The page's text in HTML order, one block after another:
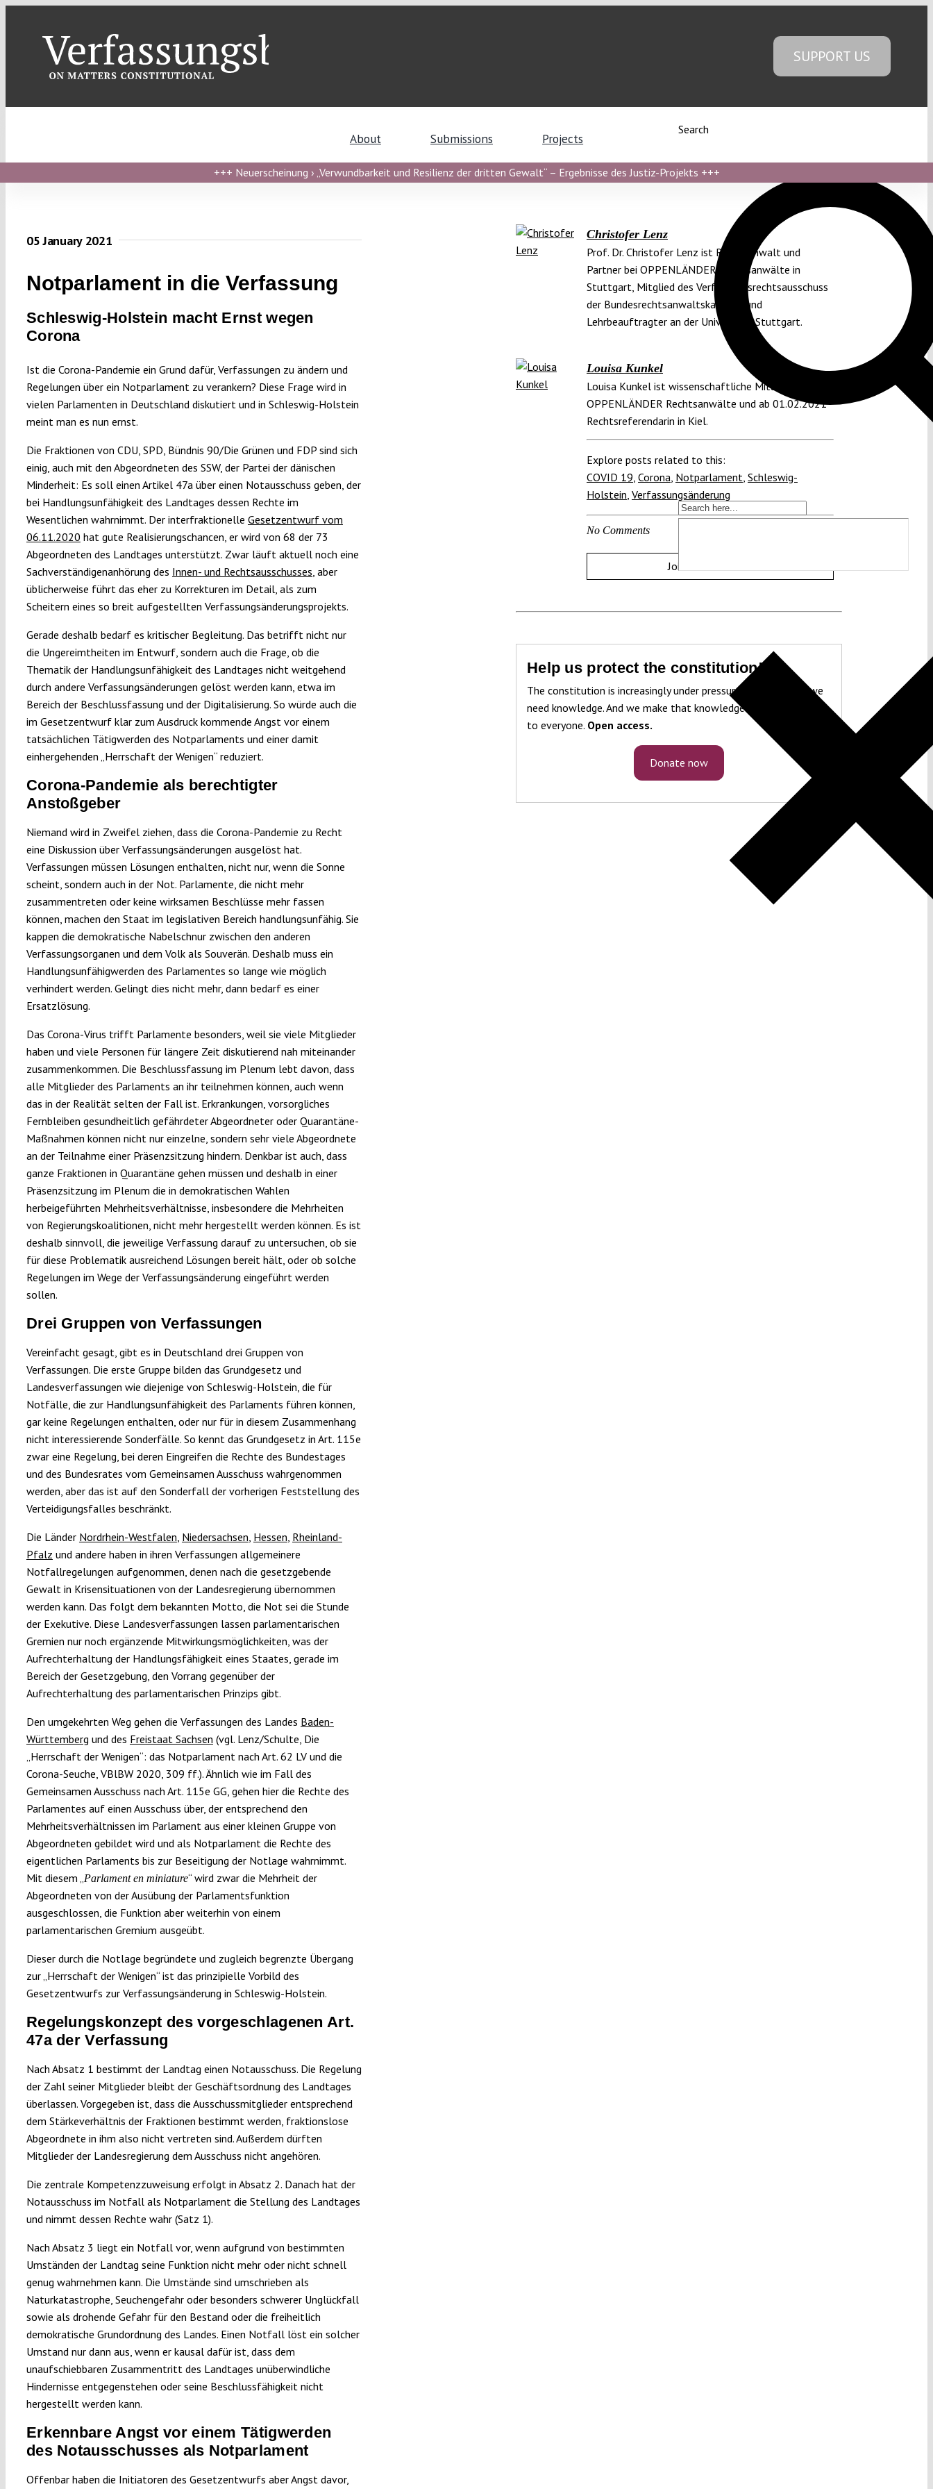
SUPPORT US
About Submissions Projects
Search
+++ Neuerscheinung › „Verwundbarkeit und Resilienz der dritten Gewalt“ – Ergebnisse des Justiz-Projekts +++
05 January 2021
Notparlament in die Verfassung
Schleswig-Holstein macht Ernst wegen
Corona
Ist die Corona-Pandemie ein Grund dafür, Verfassungen zu ändern und
Regelungen über ein Notparlament zu verankern? Diese Frage wird in
vielen Parlamenten in Deutschland diskutiert und in Schleswig-Holstein
meint man es nun ernst.
Die Fraktionen von CDU, SPD, Bündnis 90/Die Grünen und FDP sind sich
einig, auch mit den Abgeordneten des SSW, der Partei der dänischen
Minderheit: Es soll einen Artikel 47a über einen Notausschuss geben, der
bei Handlungsunfähigkeit des Landtages dessen Rechte im
Wesentlichen wahrnimmt. Der interfraktionelle Gesetzentwurf vom
06.11.2020 hat gute Realisierungschancen, er wird von 68 der 73
Abgeordneten des Landtages unterstützt. Zwar läuft aktuell noch eine
Sachverständigenanhörung des Innen- und Rechtsausschusses , aber
üblicherweise führt das eher zu Korrekturen im Detail, als zum
Scheitern eines so breit aufgestellten Verfassungsänderungsprojekts.
Gerade deshalb bedarf es kritischer Begleitung. Das betrifft nicht nur
die Ungereimtheiten im Entwurf, sondern auch die Frage, ob die
Thematik der Handlungsunfähigkeit des Landtages nicht weitgehend
durch andere Verfassungsänderungen gelöst werden kann, etwa im
Bereich der Beschlussfassung und der Digitalisierung. So würde auch die
im Gesetzentwurf klar zum Ausdruck kommende Angst vor einem
tatsächlichen Tätigwerden des Notparlaments und einer damit
einhergehenden „Herrschaft der Wenigen“ reduziert.
Corona-Pandemie als berechtigter
Anstoßgeber
Niemand wird in Zweifel ziehen, dass die Corona-Pandemie zu Recht
eine Diskussion über Verfassungsänderungen ausgelöst hat.
Verfassungen müssen Lösungen enthalten, nicht nur, wenn die Sonne
scheint, sondern auch in der Not. Parlamente, die nicht mehr
zusammentreten oder keine wirksamen Beschlüsse mehr fassen
können, machen den Staat im legislativen Bereich handlungsunfähig. Sie
kappen die demokratische Nabelschnur zwischen den anderen
Verfassungsorganen und dem Volk als Souverän. Deshalb muss ein
Handlungsunfähigwerden des Parlamentes so lange wie möglich
verhindert werden. Gelingt dies nicht mehr, dann bedarf es einer
Ersatzlösung.
Das Corona-Virus trifft Parlamente besonders, weil sie viele Mitglieder
haben und viele Personen für längere Zeit diskutierend nah miteinander
zusammenkommen. Die Beschlussfassung im Plenum lebt davon, dass
alle Mitglieder des Parlaments an ihr teilnehmen können, auch wenn
das in der Realität selten der Fall ist. Erkrankungen, vorsorgliches
Fernbleiben gesundheitlich gefährdeter Abgeordneter oder Quarantäne-
Maßnahmen können nicht nur einzelne, sondern sehr viele Abgeordnete
an der Teilnahme einer Präsenzsitzung hindern. Denkbar ist auch, dass
ganze Fraktionen in Quarantäne gehen müssen und deshalb in einer
Präsenzsitzung im Plenum die in demokratischen Wahlen
herbeigeführten Mehrheitsverhältnisse, insbesondere die Mehrheiten
von Regierungskoalitionen, nicht mehr hergestellt werden können. Es ist
deshalb sinnvoll, die jeweilige Verfassung darauf zu untersuchen, ob sie
für diese Problematik ausreichend Lösungen bereit hält, oder ob solche
Regelungen im Wege der Verfassungsänderung eingeführt werden
sollen.
Drei Gruppen von Verfassungen
Vereinfacht gesagt, gibt es in Deutschland drei Gruppen von
Verfassungen. Die erste Gruppe bilden das Grundgesetz und
Landesverfassungen wie diejenige von Schleswig-Holstein, die für
Notfälle, die zur Handlungsunfähigkeit des Parlaments führen können,
gar keine Regelungen enthalten, oder nur für in diesem Zusammenhang
nicht interessierende Sonderfälle. So kennt das Grundgesetz in Art. 115e
zwar eine Regelung, bei deren Eingreifen die Rechte des Bundestages
und des Bundesrates vom Gemeinsamen Ausschuss wahrgenommen
werden, aber das ist auf den Sonderfall der vorherigen Feststellung des
Verteidigungsfalles beschränkt.
Die Länder Nordrhein-Westfalen Niedersachsen Hessen Rheinland-
Pfalz und andere haben in ihren Verfassungen allgemeinere
Notfallregelungen aufgenommen, denen nach die gesetzgebende
Gewalt in Krisensituationen von der Landesregierung übernommen
werden kann. Das folgt dem bekannten Motto, die Not sei die Stunde
der Exekutive. Diese Landesverfassungen lassen parlamentarischen
Gremien nur noch ergänzende Mitwirkungsmöglichkeiten, was der
Aufrechterhaltung der Handlungsfähigkeit eines Staates, gerade im
Bereich der Gesetzgebung, den Vorrang gegenüber der
Aufrechterhaltung des parlamentarischen Prinzips gibt.
Den umgekehrten Weg gehen die Verfassungen des Landes Baden-
Württemberg und des Freistaat Sachsen (vgl. Lenz/Schulte, Die
„Herrschaft der Wenigen“: das Notparlament nach Art. 62 LV und die
Corona-Seuche, VBlBW 2020, 309 ff.). Ähnlich wie im Fall des
Gemeinsamen Ausschuss nach Art. 115e GG, gehen hier die Rechte des
Parlamentes auf einen Ausschuss über, der entsprechend den
Mehrheitsverhältnissen im Parlament aus einer kleinen Gruppe von
Abgeordneten gebildet wird und als Notparlament die Rechte des
eigentlichen Parlaments bis zur Beseitigung der Notlage wahrnimmt.
Mit diesem „
Parlament en miniature“ wird zwar die Mehrheit der
Abgeordneten von der Ausübung der Parlamentsfunktion
ausgeschlossen, die Funktion aber weiterhin von einem
parlamentarischen Gremium ausgeübt.
Dieser durch die Notlage begründete und zugleich begrenzte Übergang
zur „Herrschaft der Wenigen“ ist das prinzipielle Vorbild des
Gesetzentwurfs zur Verfassungsänderung in Schleswig-Holstein.
Regelungskonzept des vorgeschlagenen Art.
47a der Verfassung
Nach Absatz 1 bestimmt der Landtag einen Notausschuss. Die Regelung
der Zahl seiner Mitglieder bleibt der Geschäftsordnung des Landtages
überlassen. Vorgegeben ist, dass die Ausschussmitglieder entsprechend
dem Stärkeverhältnis der Fraktionen bestimmt werden, fraktionslose
Abgeordnete in ihm also nicht vertreten sind. Außerdem dürften
Mitglieder der Landesregierung dem Ausschuss nicht angehören.
Die zentrale Kompetenzzuweisung erfolgt in Absatz 2. Danach hat der
Notausschuss im Notfall als Notparlament die Stellung des Landtages
und nimmt dessen Rechte wahr (Satz 1).
Nach Absatz 3 liegt ein Notfall vor, wenn aufgrund von bestimmten
Umständen der Landtag seine Funktion nicht mehr oder nicht schnell
genug wahrnehmen kann. Die Umstände sind umschrieben als
Naturkatastrophe, Seuchengefahr oder besonders schwerer Unglückfall
sowie als drohende Gefahr für den Bestand oder die freiheitlich
demokratische Grundordnung des Landes. Einen Notfall löst ein solcher
Umstand nur dann aus, wenn er kausal dafür ist, dass dem
unaufschiebbaren Zusammentritt des Landtages unüberwindliche
Hindernisse entgegenstehen oder seine Beschlussfähigkeit nicht
hergestellt werden kann.
Erkennbare Angst vor einem Tätigwerden
des Notausschusses als Notparlament
Offenbar haben die Initiatoren des Gesetzentwurfs aber Angst davor,
Christofer Lenz
Prof. Dr. Christofer Lenz ist Rechtsanwalt und
Partner bei OPPENLÄNDER Rechtsanwälte in
Stuttgart, Mitglied des Verfassungsrechtsausschuss
der Bundesrechtsanwaltskammer und
Lehrbeauftragter an der Universität Stuttgart.
Louisa Kunkel
Louisa Kunkel ist wissenschaftliche Mitarbeiterin bei
OPPENLÄNDER Rechtsanwälte und ab 01.02.2021
Rechtsreferendarin in Kiel.
Explore posts related to this:
COVID 19 Corona Notparlament Schleswig-
Holstein Verfassungsänderung
No Comments
Join the discussion
Help us protect the constitution!
The constitution is increasingly under pressure. To protect it, we
need knowledge. And we make that knowledge freely accessible
to everyone. Open access.
Donate now